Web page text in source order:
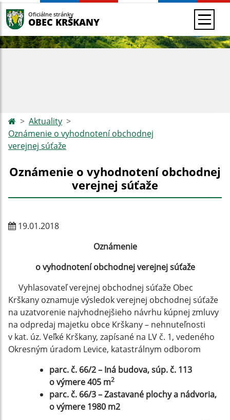
Oficiálne stránky
OBEC KRŠKANY
Aktuality
Oznámenie o vyhodnotení obchodnej
verejnej súťaže
Oznámenie o vyhodnotení obchodnej
verejnej súťaže
19.01.2018
Oznámenie
o vyhodnotení obchodnej verejnej súťaže
Vyhlasovateľ verejnej obchodnej súťaže Obec
Krškany oznamuje výsledok verejnej obchodnej súťaže
na uzatvorenie najvhodnejšieho návrhu kúpnej zmluvy
na odpredaj majetku obce Krškany – nehnuteľnosti
v kat. úz. Veľké Krškany, zapísané na LV č. 1, vedeného
Okresným úradom Levice, katastrálnym odborom
parc. č. 66/2 – Iná budova, súp. č. 113
o výmere 405 m2
parc. č. 66/3 – Zastavané plochy a nádvoria,
o výmere 1980 m2